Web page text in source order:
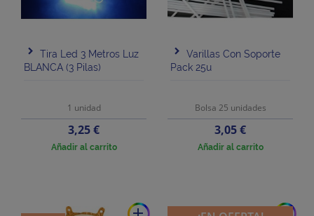
Tira Led 3 Metros Luz
BLANCA (3 Pilas)
1 unidad
Precio
3,25 €
Añadir al carrito
Varillas Con Soporte
Pack 25u
Bolsa 25 unidades
Precio
3,05 €
Añadir al carrito